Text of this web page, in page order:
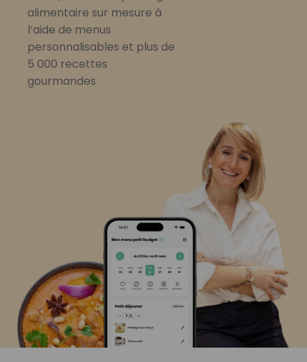
alimentaire sur mesure à
l’aide de menus
personnalisables et plus de
5 000 recettes
gourmandes